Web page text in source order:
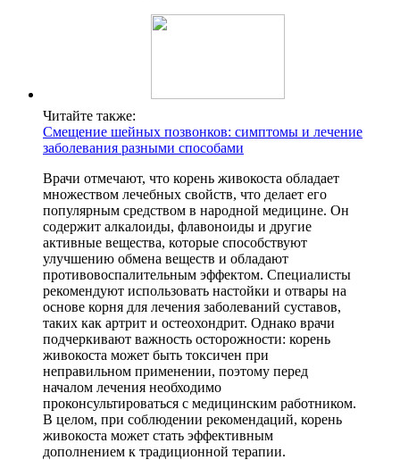
Читайте также:
Смещение шейных позвонков: симптомы и лечение
заболевания разными способами
Врачи отмечают, что корень живокоста обладает
множеством лечебных свойств, что делает его
популярным средством в народной медицине. Он
содержит алкалоиды, флавоноиды и другие
активные вещества, которые способствуют
улучшению обмена веществ и обладают
противовоспалительным эффектом. Специалисты
рекомендуют использовать настойки и отвары на
основе корня для лечения заболеваний суставов,
таких как артрит и остеохондрит. Однако врачи
подчеркивают важность осторожности: корень
живокоста может быть токсичен при
неправильном применении, поэтому перед
началом лечения необходимо
проконсультироваться с медицинским работником.
В целом, при соблюдении рекомендаций, корень
живокоста может стать эффективным
дополнением к традиционной терапии.